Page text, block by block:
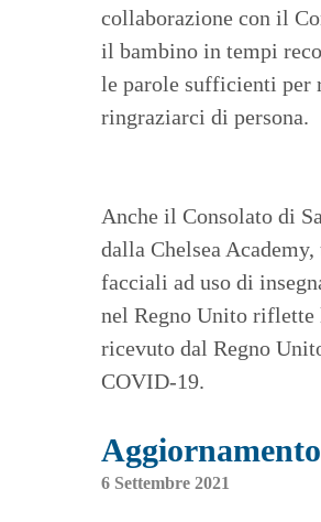
collaborazione con il
il bambino in tempi
le parole sufficienti per
ringraziarci di persona.
Anche il Consolato di
dalla Chelsea
facciali ad uso di
nel Regno Unito riflette
ricevuto dal Regno
COVID-19.
6 Settembre 2021